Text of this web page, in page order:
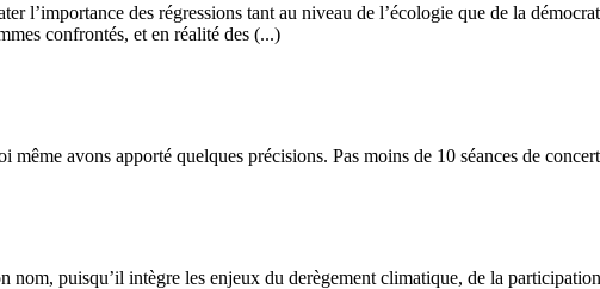
l’importance des régressions tant au niveau de l’écologie que de la
confrontés, et en réalité des (...)
avons apporté quelques précisions. Pas moins de 10 séances de
puisqu’il intègre les enjeux du derègement climatique, de la